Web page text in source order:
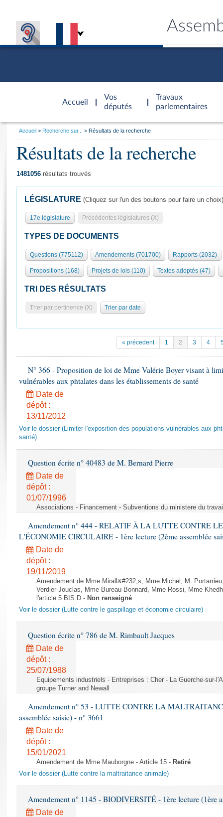
Accueil
d'accueil
Vos
députés
Travaux
parlementaires
Présidence
577 députés
Groupes politiques
Séance publique
Commissions et autres organes
Europe et International
Pétitions
Projets de loi
Propositions de loi
Amendements
Textes adoptés
Rapports d'information
Rapports d'enquête
Rapports législatifs
Rapports sur l'application des lois
Baromètre de l’application des lois
Dossiers législatifs
Budget et sécurité sociale
Questions écrites et orales
Comptes rendus des débats
Général
Rôle et pouvoirs de l'Assemblée
Organisation de l'Assemblée
Présidence Conférence des Présidents Bureau Collège des
Statistiques et chiffres clés
( Constitution | Règlement de l'Assemblée ... )
Juniors
Anciennes législatures
Liens vers les sites publics
Visiter l'Assemblée
Visite virtuelle du palais Bourbon
Assister à une séance
Contacts et plan d'accès
Photos libres de droit
Vous
Accueil Recherche sur... Résultats de la recherche
Résultats de la recherche
1481056 résultats trouvés
LÉGISLATURE (Cliquez sur l'un des boutons pour faire un choix)
17e législature Précédentes législatures (X)
TYPES DE DOCUMENTS
Questions (775112) Amendements (701700) Rapports (2032)
Propositions (168) Projets de lois (110) Textes adoptés (47)
TRI DES RÉSULTATS
Trier par pertinence (X) Trier par date
« précedent 1 2 3 4
N° 366 - Proposition de loi de Mme Valérie Boyer visant à
vulnérables aux phtalates dans les établissements de santé
Date de
dépôt :
13/11/2012
Voir le dossier (Limiter l'exposition des populations vulnérables aux
santé)
Question écrite n° 40483 de M. Bernard Pierre
Date de
dépôt :
01/07/1996
Associations - Financement - Subventions du ministere du
Amendement n° 444 - RELATIF À LA LUTTE CONTRE
L'ÉCONOMIE CIRCULAIRE - 1ère lecture (2ème assemblée
Date de
dépôt :
19/11/2019
Amendement de Mme Mirall&#232;s, Mme Michel, M.
Verdier-Jouclas, Mme Bureau-Bonnard, Mme Rossi, Mme
l'article 5 BIS D - Non renseigné
Voir le dossier (Lutte contre le gaspillage et économie circulaire)
Question écrite n° 786 de M. Rimbault Jacques
Date de
dépôt :
25/07/1988
Equipements industriels - Entreprises : Cher - La Guerche-sur-
groupe Turner and Newall
Amendement n° 53 - LUTTE CONTRE LA
assemblée saisie) - n° 3661
Date de
dépôt :
15/01/2021
Amendement de Mme Mauborgne - Article 15 - Retiré
Voir le dossier (Lutte contre la maltraitance animale)
Amendement n° 1145 - BIODIVERSITÉ - 1ère lecture (1ère
Date de